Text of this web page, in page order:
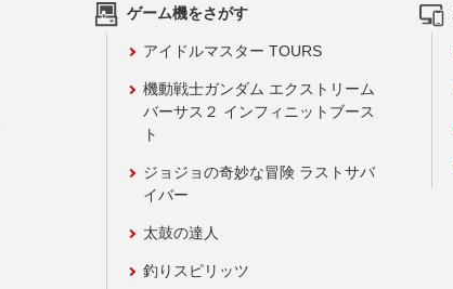
ゲーム機をさがす
アイドルマスター TOURS
機動戦士ガンダム エクストリーム
バーサス２ インフィニットブース
ト
ジョジョの奇妙な冒険 ラストサバ
イバー
太鼓の達人
釣りスピリッツ